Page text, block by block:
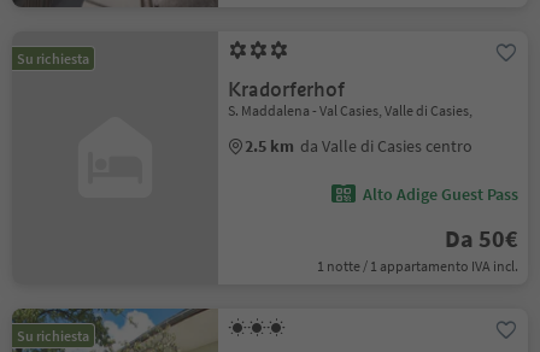
Su richiesta
Kradorferhof
S. Maddalena - Val Casies, Valle di Casies,
2.5 km da Valle di Casies centro
Alto Adige Guest Pass
Da 50€
1 notte / 1 appartamento IVA incl.
Su richiesta